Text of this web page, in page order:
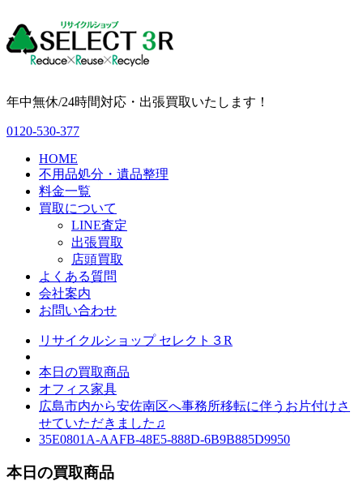
年中無休/24時間対応・出張買取いたします！
0120-530-377
HOME
不用品処分・遺品整理
料金一覧
買取について
LINE査定
出張買取
店頭買取
よくある質問
会社案内
お問い合わせ
リサイクルショップ セレクト３R
本日の買取商品
オフィス家具
広島市内から安佐南区へ事務所移転に伴うお片付けさ
せていただきました♫
35E0801A-AAFB-48E5-888D-6B9B885D9950
本日の買取商品